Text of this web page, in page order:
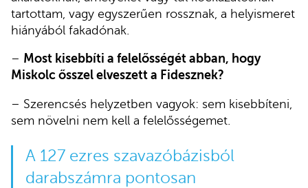
tartottam, vagy egyszerűen rossznak, a helyismeret
hiányából fakadónak.
– Most kisebbíti a felelősségét abban, hogy
Miskolc ősszel elveszett a Fidesznek?
– Szerencsés helyzetben vagyok: sem kisebbíteni,
sem növelni nem kell a felelősségemet.
A 127 ezres szavazóbázisból
darabszámra pontosan